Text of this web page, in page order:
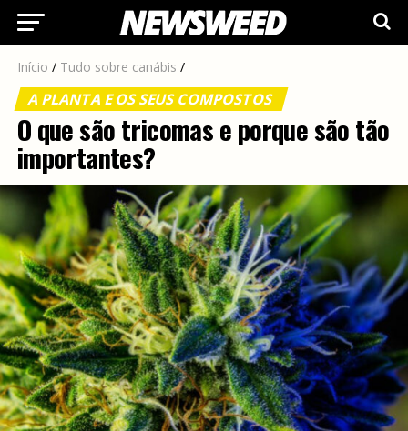
Início / Tudo sobre canábis /
A PLANTA E OS SEUS COMPOSTOS
O que são tricomas e porque são tão
importantes?